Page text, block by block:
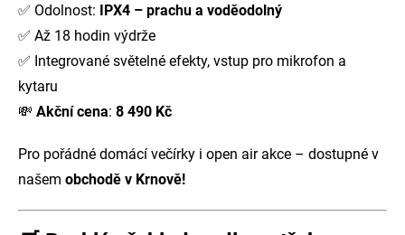
✅ Odolnost: IPX4 – prachu a voděodolný
✅ Až 18 hodin výdrže
✅ Integrované světelné efekty, vstup pro mikrofon a
kytaru
💸 Akční cena: 8 490 Kč
Pro pořádné domácí večírky i open air akce – dostupné v
našem obchodě v Krnově!